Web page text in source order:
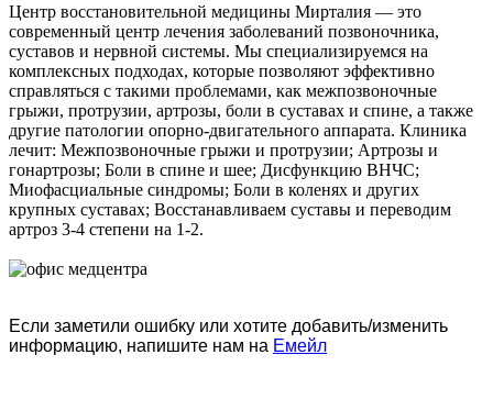
Центр восстановительной медицины Мирталия — это
современный центр лечения заболеваний позвоночника,
суставов и нервной системы. Мы специализируемся на
комплексных подходах, которые позволяют эффективно
справляться с такими проблемами, как межпозвоночные
грыжи, протрузии, артрозы, боли в суставах и спине, а также
другие патологии опорно-двигательного аппарата. Клиника
лечит: Межпозвоночные грыжи и протрузии; Артрозы и
гонартрозы; Боли в спине и шее; Дисфункцию ВНЧС;
Миофасциальные синдромы; Боли в коленях и других
крупных суставах; Восстанавливаем суставы и переводим
артроз 3-4 степени на 1-2.
Если заметили ошибку или хотите добавить/изменить
информацию, напишите нам на Емейл